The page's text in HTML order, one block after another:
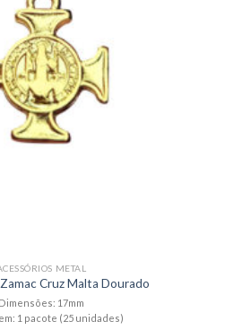
METAL
Cruz Malta Dourado
Dimensões: 17mm
1 pacote (25 unidades)